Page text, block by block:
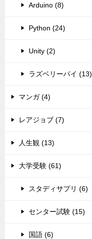
Arduino (8)
Python (24)
Unity (2)
ラズベリーパイ (13)
マンガ (4)
レアジョブ (7)
人生観 (13)
大学受験 (61)
スタディサプリ (6)
センター試験 (15)
国語 (6)